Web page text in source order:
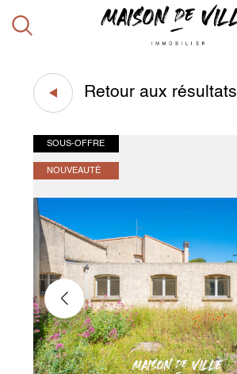
Retour aux résultats
SOUS-OFFRE
NOUVEAUTÉ